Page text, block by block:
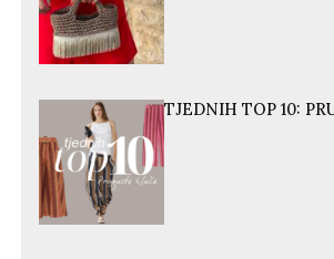
TJEDNIH TOP 10: